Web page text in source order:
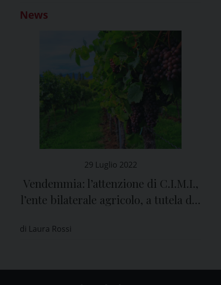
News
29 Luglio 2022
Vendemmia: l’attenzione di C.I.M.I.,
l’ente bilaterale agricolo, a tutela dei
di Laura Rossi